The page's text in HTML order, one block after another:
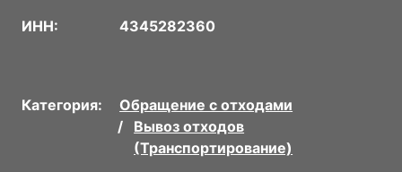
ИНН: 4345282360
Категория:
Обращение с отходами
Вывоз отходов
(Транспортирование)